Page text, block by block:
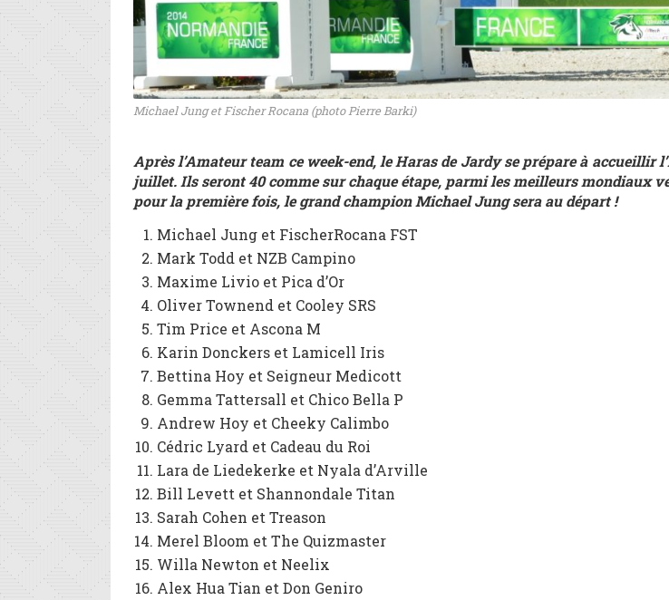
Michael Jung et Fischer Rocana (photo Pierre Barki)
Après l’Amateur team ce week-end, le Haras de Jardy se prépare à accueillir
juillet. Ils seront 40 comme sur chaque étape, parmi les meilleurs mondiaux
pour la première fois, le grand champion Michael Jung sera au départ !
Michael Jung et FischerRocana FST
Mark Todd et NZB Campino
Maxime Livio et Pica d’Or
Oliver Townend et Cooley SRS
Tim Price et Ascona M
Karin Donckers et Lamicell Iris
Bettina Hoy et Seigneur Medicott
Gemma Tattersall et Chico Bella P
Andrew Hoy et Cheeky Calimbo
Cédric Lyard et Cadeau du Roi
Lara de Liedekerke et Nyala d’Arville
Bill Levett et Shannondale Titan
Sarah Cohen et Treason
Merel Bloom et The Quizmaster
Willa Newton et Neelix
Alex Hua Tian et Don Geniro